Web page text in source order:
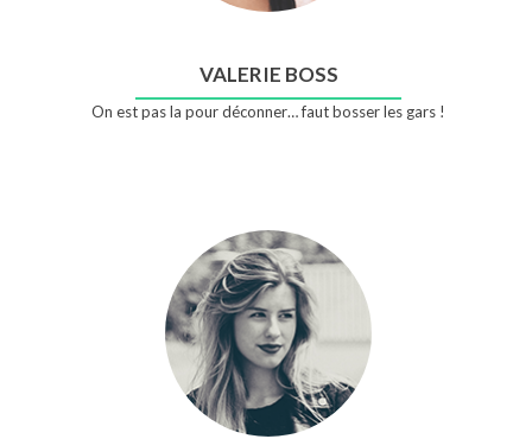
VALERIE BOSS
On est pas la pour déconner… faut bosser les gars !